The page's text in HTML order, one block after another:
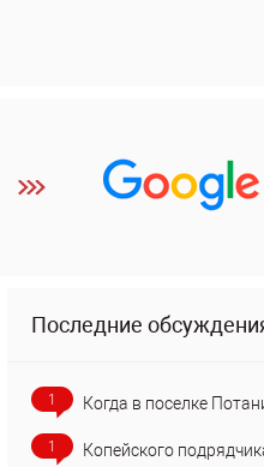
Последние
1 Когда в поселке
1 Копейского